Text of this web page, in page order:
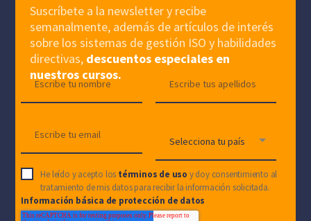
Suscríbete a la newsletter y recibe
semanalmente, además de artículos de interés
sobre los sistemas de gestión ISO y habilidades
directivas, descuentos especiales en
nuestros cursos.
He leído y acepto los términos de uso y doy consentimiento al
tratamiento de mis datos para recibir la información solicitada.
Información básica de protección de datos